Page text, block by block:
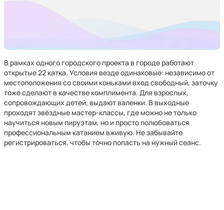
В рамках одного городского проекта в городе работают
открытые 22 катка. Условия везде одинаковые: независимо от
местоположения со своими коньками вход свободный, заточку
тоже сделают в качестве комплимента. Для взрослых,
сопровождающих детей, выдают валенки. В выходные
проходят звёздные мастер-классы, где можно не только
научиться новым пируэтам, но и просто полюбоваться
профессиональным катанием вживую. Не забывайте
регистрироваться, чтобы точно попасть на нужный сеанс.